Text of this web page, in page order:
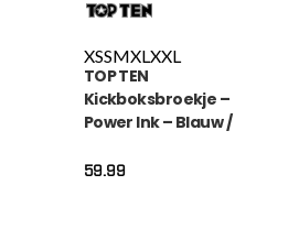
XSSMXLXXL
TOP TEN
Kickboksbroekje –
Power Ink – Blauw /
59.99